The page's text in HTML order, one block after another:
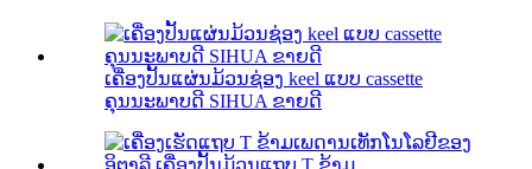
ເຄື່ອງປັ້ນແຜ່ນມ້ວນຊ່ອງ keel ແບບ cassette
ຄຸນນະພາບດີ SIHUA ຂາຍດີ